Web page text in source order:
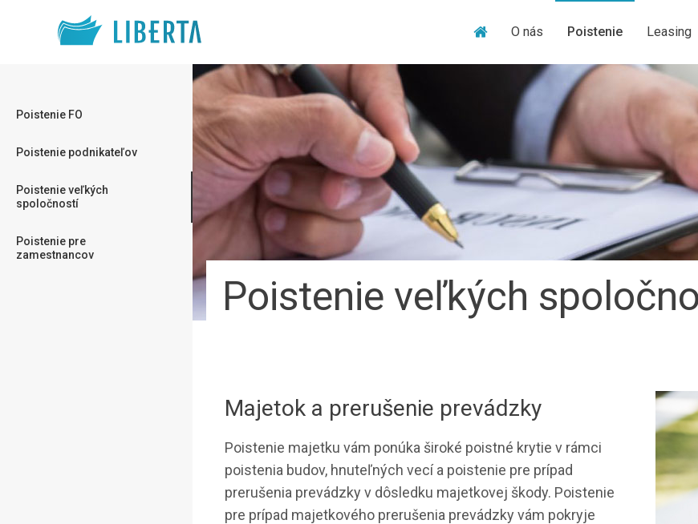
Úvod O nás Poistenie Leasing
Poistenie FO
Poistenie podnikateľov
Poistenie veľkých
spoločností
Poistenie pre
zamestnancov
Poistenie veľkých
Majetok a prerušenie prevádzky
Poistenie majetku vám ponúka široké poistné krytie v rámci
poistenia budov, hnuteľných vecí a poistenie pre prípad
prerušenia prevádzky v dôsledku majetkovej škody. Poistenie
pre prípad majetkového prerušenia prevádzky vám pokryje